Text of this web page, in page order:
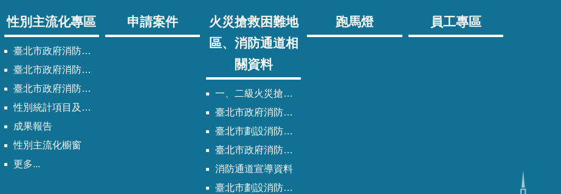
性別主流化專區
臺北市政府消防局性別主流化實施計畫
臺北市政府消防局性別平等專案小組委員名單
臺北市政府消防局歷次性別平等專案小組會議紀錄
性別統計項目及指標
成果報告
性別主流化櫥窗
更多...
申請案件
火災搶救困難地
區、消防通道相
關資料
一、二級火災搶救困難地區
臺北市政府消防局劃設消防通道清冊
臺北市劃設消防通道Q&A
臺北市政府消防通道劃設及管理作業程序
消防通道宣導資料
臺北市劃設消防通道說帖
跑馬燈 員工專區